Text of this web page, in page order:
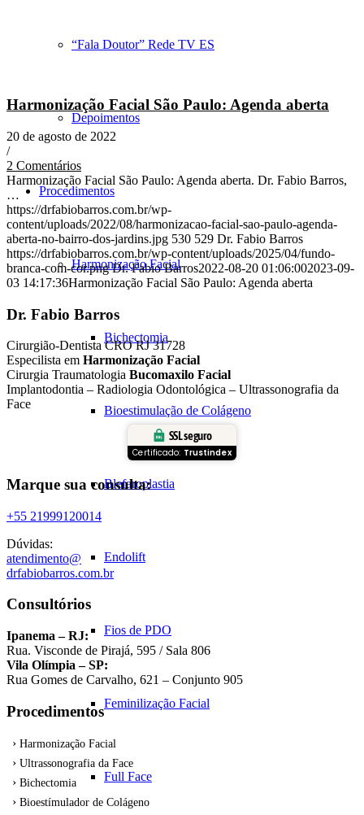
“Fala Doutor” Rede TV ES
Depoimentos
Procedimentos
Harmonização Facial
Bichectomia
Bioestimulação de Colágeno
Blefaroplastia
Endolift
Fios de PDO
Feminilização Facial
Full Face
Harmonização Facial São Paulo: Agenda aberta
20 de agosto de 2022
/
2 Comentários
Harmonização Facial São Paulo: Agenda aberta. Dr. Fabio Barros,
…
https://drfabiobarros.com.br/wp-
content/uploads/2022/08/harmonizacao-facial-sao-paulo-agenda-
aberta-no-bairro-dos-jardins.jpg 530 529 Dr. Fabio Barros
https://drfabiobarros.com.br/wp-content/uploads/2025/04/fundo-
branca-com-cor.png Dr. Fabio Barros2022-08-20 01:06:002023-09-
03 14:17:36Harmonização Facial São Paulo: Agenda aberta
Dr. Fabio Barros
Cirurgião-Dentista CRO RJ 31728
Especilista em Harmonização Facial
Cirurgia Traumatologia Bucomaxilo Facial
Implantodontia – Radiologia Odontológica – Ultrassonografia da
Face
SSL seguro
Certificado: Trustindex
Marque sua consulta:
+55 21999120014
Dúvidas:
atendimento@
drfabiobarros.com.br
Consultórios
Ipanema – RJ:
Rua. Visconde de Pirajá, 595 / Sala 806
Vila Olímpia – SP:
Rua Gomes de Carvalho, 621 – Conjunto 905
Procedimentos
Harmonização Facial
Ultrassonografia da Face
Bichectomia
Bioestímulador de Colágeno